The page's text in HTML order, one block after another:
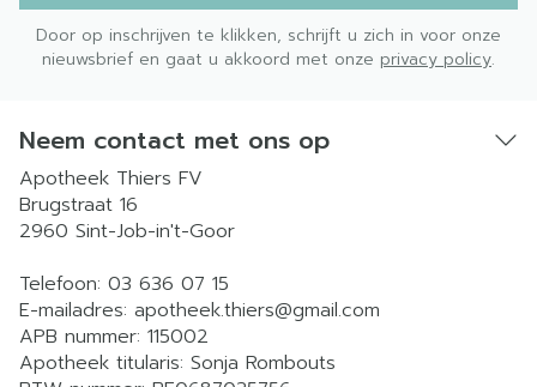
Door op inschrijven te klikken, schrijft u zich in voor onze
nieuwsbrief en gaat u akkoord met onze privacy policy.
Neem contact met ons op
Apotheek Thiers FV
Brugstraat 16
2960 Sint-Job-in't-Goor
Telefoon: 03 636 07 15
E-mailadres: apotheek.thiers@gmail.com
APB nummer: 115002
Apotheek titularis: Sonja Rombouts